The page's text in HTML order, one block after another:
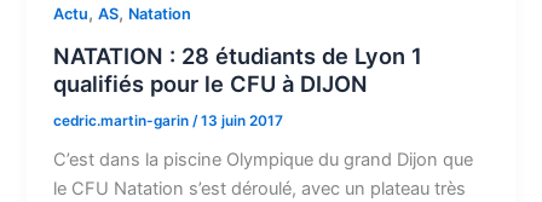
Actu,AS, Natation
NATATION : 28 étudiants de Lyon 1
qualifiés pour le CFU à DIJON
cedric.martin-garin /13 juin 2017
C’est dans la piscine Olympique du grand Dijon que
le CFU Natation s’est déroulé, avec un plateau très